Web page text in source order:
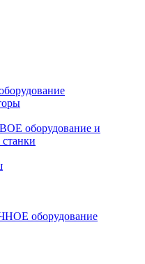
оборудование и
оборудование